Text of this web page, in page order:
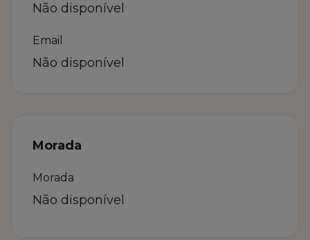
Não disponível
Email
Não disponível
Morada
Morada
Não disponível